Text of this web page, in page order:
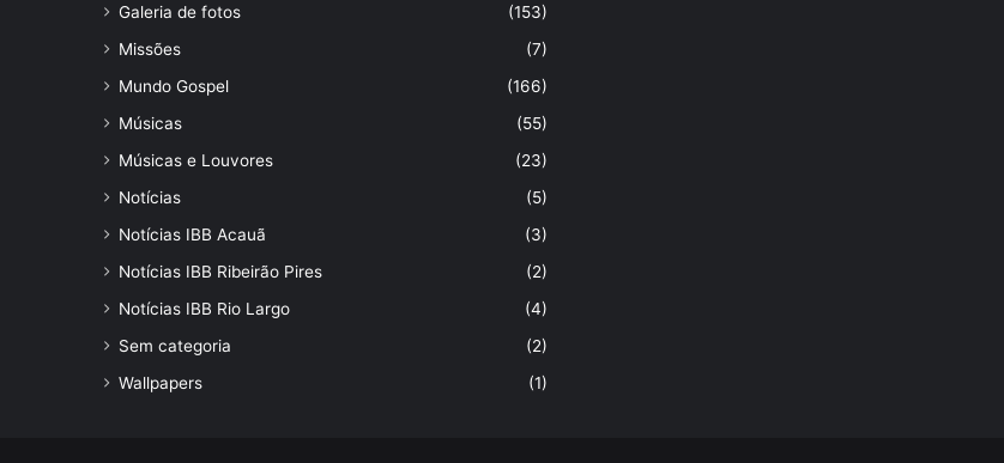
Galeria de fotos
(153)
Missões
(7)
Mundo Gospel
(166)
Músicas
(55)
Músicas e Louvores
(23)
Notícias
(5)
Notícias IBB Acauã
(3)
Notícias IBB Ribeirão Pires
(2)
Notícias IBB Rio Largo
(4)
Sem categoria
(2)
Wallpapers
(1)